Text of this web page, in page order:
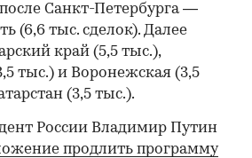
Санкт-Петербурга —
(6,6 тыс. сделок). Далее
край (5,5 тыс.),
тыс.) и Воронежская (3,5
(3,5 тыс.).
России Владимир Путин
продлить программу